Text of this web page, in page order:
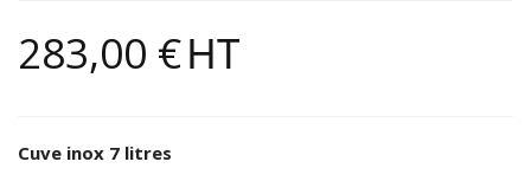
283,00 €HT
Cuve inox 7 litres